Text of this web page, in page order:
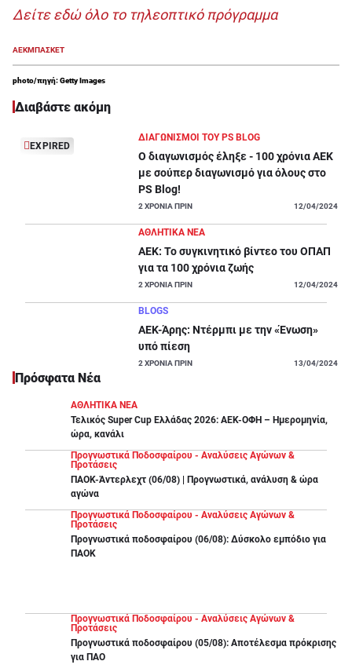
Δείτε εδώ όλο το τηλεοπτικό πρόγραμμα
ΑΕΚΜΠΑΣΚΕΤ
photo/πηγή: Getty Images
Διαβάστε ακόμη
EXPIRED
ΔΙΑΓΩΝΙΣΜΟΙ ΤΟΥ PS BLOG
Ο διαγωνισμός έληξε - 100 χρόνια ΑΕΚ
με σούπερ διαγωνισμό για όλους στο
PS Blog!
2 ΧΡΟΝΙΑ ΠΡΙΝ 12/04/2024
ΑΘΛΗΤΙΚΑ ΝΕΑ
ΑΕΚ: Το συγκινητικό βίντεο του ΟΠΑΠ
για τα 100 χρόνια ζωής
2 ΧΡΟΝΙΑ ΠΡΙΝ 12/04/2024
BLOGS
ΑΕΚ-Άρης: Ντέρμπι με την «Ένωση»
υπό πίεση
2 ΧΡΟΝΙΑ ΠΡΙΝ 13/04/2024
Πρόσφατα Νέα
ΑΘΛΗΤΙΚΑ ΝΕΑ
Τελικός Super Cup Ελλάδας 2026: ΑΕΚ-ΟΦΗ – Ημερομηνία,
ώρα, κανάλι
Προγνωστικά Ποδοσφαίρου - Αναλύσεις Αγώνων &
Προτάσεις
ΠΑΟΚ-Άντερλεχτ (06/08) | Προγνωστικά, ανάλυση & ώρα
αγώνα
Προγνωστικά Ποδοσφαίρου - Αναλύσεις Αγώνων &
Προτάσεις
Προγνωστικά ποδοσφαίρου (06/08): Δύσκολο εμπόδιο για
ΠΑΟΚ
Προγνωστικά Ποδοσφαίρου - Αναλύσεις Αγώνων &
Προτάσεις
Προγνωστικά ποδοσφαίρου (05/08): Αποτέλεσμα πρόκρισης
για ΠΑΟ